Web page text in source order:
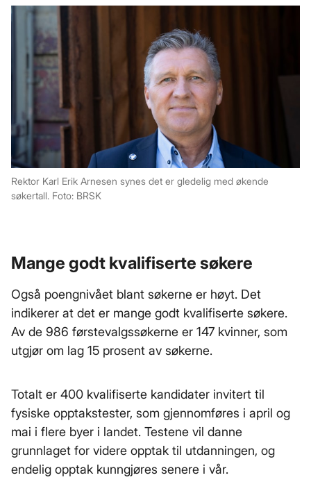
Rektor Karl Erik Arnesen synes det er gledelig med økende
søkertall. Foto: BRSK
Mange godt kvalifiserte søkere
Også poengnivået blant søkerne er høyt. Det
indikerer at det er mange godt kvalifiserte søkere.
Av de 986 førstevalgssøkerne er 147 kvinner, som
utgjør om lag 15 prosent av søkerne.
Totalt er 400 kvalifiserte kandidater invitert til
fysiske opptakstester, som gjennomføres i april og
mai i flere byer i landet. Testene vil danne
grunnlaget for videre opptak til utdanningen, og
endelig opptak kunngjøres senere i vår.